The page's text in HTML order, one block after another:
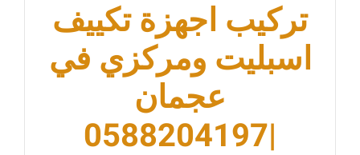
تركيب اجهزة تكييف
اسبليت ومركزي في
عجمان
|0588204197